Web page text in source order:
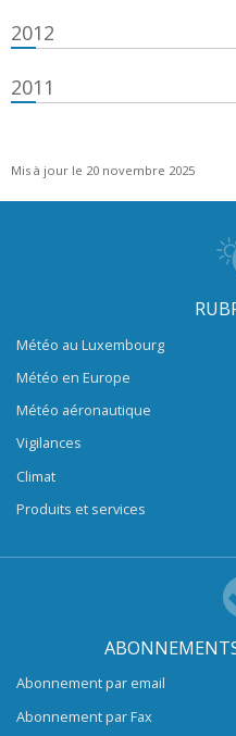
2012
2011
Mis à jour le 20 novembre 2025
Météo au Luxembourg
Météo en Europe
Météo aéronautique
Vigilances
Climat
Produits et services
Abonnement par email
Abonnement par Fax